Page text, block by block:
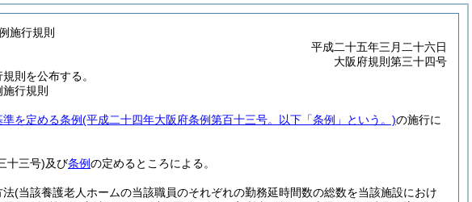
施行規則
平成二十五年三月二十六日
大阪府規則第三十四号
則を公布する。
行規則
を定める条例(平成二十四年大阪府条例第百十三号。以下「条例」という。)の施行に
十三号)及び条例の定めるところによる。
法(当該養護老人ホームの当該職員のそれぞれの勤務延時間数の総数を当該施設におけ